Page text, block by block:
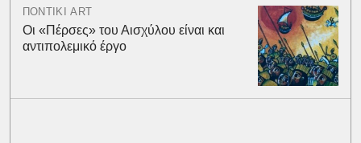
ΠΟΝΤΙΚΙ ART
Οι «Πέρσες» του Αισχύλου είναι και
αντιπολεμικό έργο